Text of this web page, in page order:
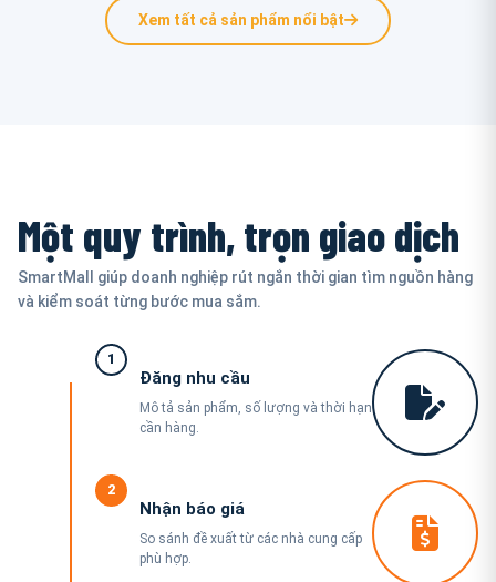
Xem tất cả sản phẩm nổi bật
Một quy trình, trọn giao dịch
SmartMall giúp doanh nghiệp rút ngắn thời gian tìm nguồn hàng
và kiểm soát từng bước mua sắm.
1
Đăng nhu cầu
Mô tả sản phẩm, số lượng và thời hạn
cần hàng.
2
Nhận báo giá
So sánh đề xuất từ các nhà cung cấp
phù hợp.